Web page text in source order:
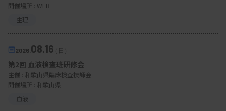
開催場所 : WEB
生理
2026. 08.16（日）
第2回 血液検査班研修会
主催 : 和歌山県臨床検査技師会
開催場所 : 和歌山県
血液